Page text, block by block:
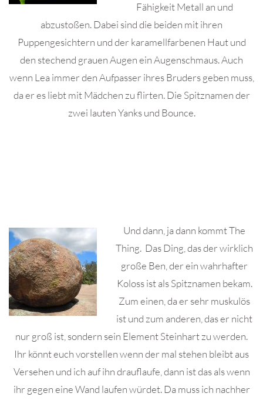
Fähigkeit Metall an und
abzustoßen. Dabei sind die beiden mit ihren
Puppengesichtern und der karamellfarbenen Haut und
den stechend grauen Augen ein Augenschmaus. Auch
wenn Lea immer den Aufpasser ihres Bruders geben muss,
da er es liebt mit Mädchen zu flirten. Die Spitznamen der
zwei lauten Yanks und Bounce.
Und dann, ja dann kommt The
Thing. Das Ding, das der wirklich
große Ben, der ein wahrhafter
Koloss ist als Spitznamen bekam.
Zum einen, da er sehr muskulös
ist und zum anderen, das er nicht
nur groß ist, sondern sein Element Steinhart zu werden.
Ihr könnt euch vorstellen wenn der mal stehen bleibt aus
Versehen und ich auf ihn drauflaufe, dann ist das als wenn
ihr gegen eine Wand laufen würdet. Da muss ich nachher